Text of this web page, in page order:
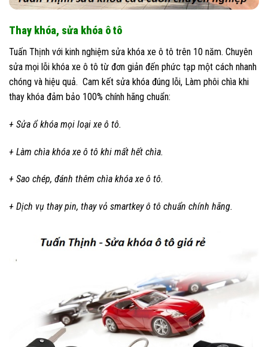
Thay khóa, sửa khóa ô tô
Tuấn Thịnh với kinh nghiệm sửa khóa xe ô tô trên 10 năm. Chuyên
sửa mọi lỗi khóa xe ô tô từ đơn giản đến phức tạp một cách nhanh
chóng và hiệu quả. Cam kết sửa khóa đúng lỗi, Làm phôi chìa khi
thay khóa đảm bảo 100% chính hãng chuẩn:
+ Sửa ổ khóa mọi loại xe ô tô.
+ Làm chìa khóa xe ô tô khi mất hết chìa.
+ Sao chép, đánh thêm chìa khóa xe ô tô.
+ Dịch vụ thay pin, thay vỏ smartkey ô tô chuẩn chính hãng.